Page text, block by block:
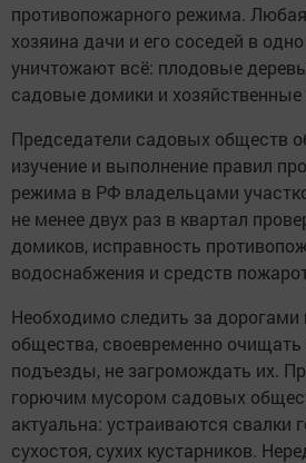
противопожарного режима.
хозяина дачи и его соседей в
уничтожают всё: плодовые
садовые домики и хозяйственные
Председатели садовых обществ
изучение и выполнение правил
режима в РФ владельцами
не менее двух раз в квартал
домиков, исправность
водоснабжения и средств
Необходимо следить за дорогами
общества, своевременно
подъезды, не загромождать их.
горючим мусором садовых
актуальна: устраиваются свалки
сухостоя, сухих кустарников.